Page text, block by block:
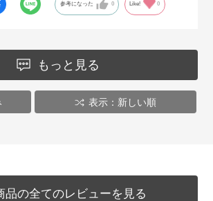
いますが。）
参考になった 0 Like! 0
もっと見る
表示：新しい順
品の全てのレビューを見る